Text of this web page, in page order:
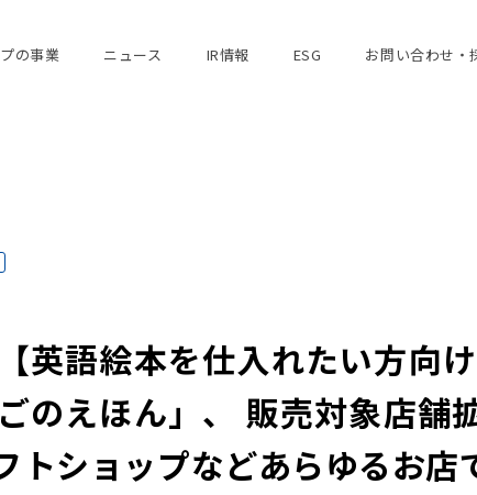
の事業 ニュース IR情報 ESG お問い合わせ・
英語絵本を仕入れたい方向
のえほん」、 販売対象店
トショップなどあらゆるお店